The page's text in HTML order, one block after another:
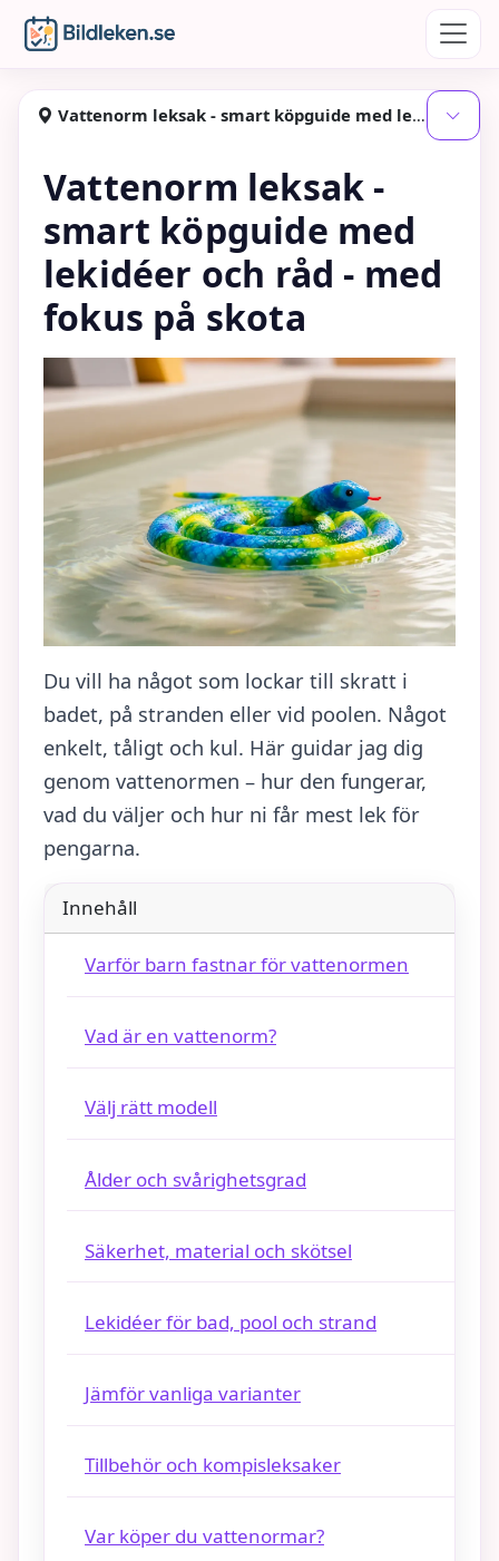
Hoppa till huvudinnehåll
Bildleken
Vattenorm leksak - smart köpguide med lekidéer och råd - med fokus på skota
Vattenorm leksak -
smart köpguide med
lekidéer och råd - med
fokus på skota
Du vill ha något som lockar till skratt i
badet, på stranden eller vid poolen. Något
enkelt, tåligt och kul. Här guidar jag dig
genom vattenormen – hur den fungerar,
vad du väljer och hur ni får mest lek för
pengarna.
Innehåll
Varför barn fastnar för vattenormen
Vad är en vattenorm?
Välj rätt modell
Ålder och svårighetsgrad
Säkerhet, material och skötsel
Lekidéer för bad, pool och strand
Jämför vanliga varianter
Tillbehör och kompisleksaker
Var köper du vattenormar?